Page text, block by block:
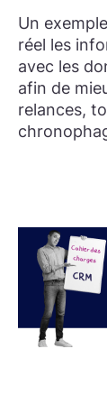
Un
réel les
avec les
afin de
relances,